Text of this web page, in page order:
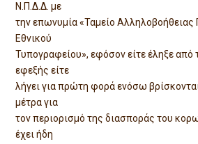
Ν.Π.Δ.Δ. με
την επωνυμία «Ταμείο
Εθνικού
Τυπογραφείου», εφόσον είτε έληξε από
εφεξής είτε
λήγει για πρώτη φορά ενόσω
μέτρα για
τον περιορισμό της διασποράς του
έχει ήδη